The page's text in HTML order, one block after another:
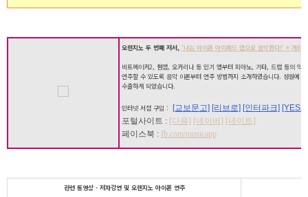
오렌지노 두 번째 저서, '나는 아이폰 아이패드 앱으로 음악한다!' + 개러
비트메이커2, 썸잼, 오카리나 등 인기 앱부터 피아노, 기타, 드럼 등의 악
연주할 수 있도록 음악 이론부터 연주 방법까지 소개하였습니다. 성원에
수출하게 되었습니다.
인터넷 서점 구입 : [교보문고] [리브로] [인터파크]
포털사이트 : [다음] [네이버] [네이트]
페이스북 : fb.com/musicapp
관련 동영상 - 저자강연 및 오렌지노 아이폰 연주